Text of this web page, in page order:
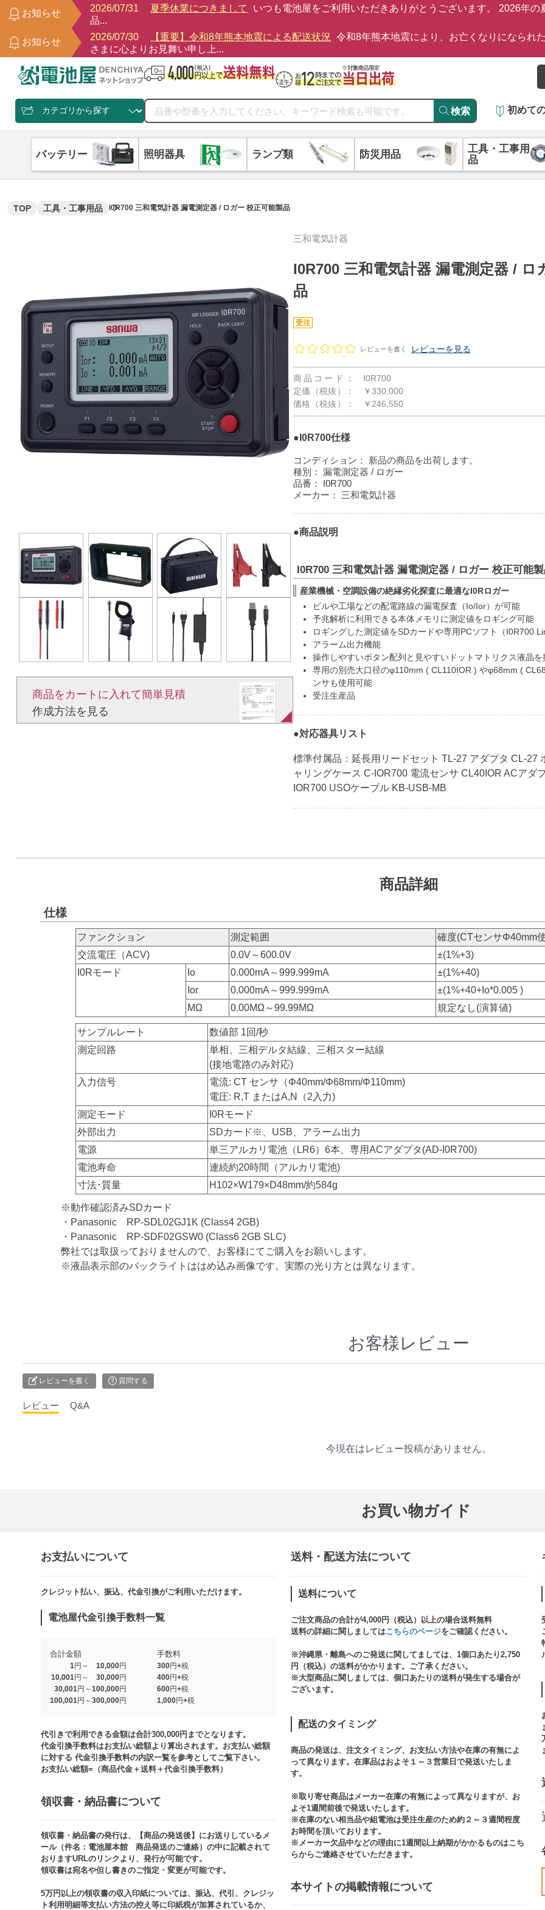
お知らせ
2026/07/31 夏季休業につきまして
いつも電池屋をご利用いただきありがとうございます。 2026年
品...
お知らせ
2026/07/30 【重要】令和8年熊本地震による配送状況 令和8年熊本地震により、お亡くなりになられ
さまに心よりお見舞い申し上...
検索 初めて
バッテリー 照明器具 ランプ類 防災用品
工具・工事用
品
TOP 工具・工事用品 I0R700 三和電気計器 漏電測定器 / ロガー 校正可能製品
商品をカートに入れて簡単見積​
作成方法を見る​​
三和電気計器
I0R700 三和電気計器 漏電測定器 / ロ
品
受注
レビューを書く レビューを見る
商品コード：
I0R700
定価（税抜）：
￥330,000
価格（税抜）：
￥246,550
●I0R700仕様
コンディション：
新品の商品を出荷します。
種別： 漏電測定器 / ロガー
品番：
I0R700
メーカー：
三和電気計器
●商品説明
I0R700 三和電気計器 漏電測定器 / ロガー 校正可能
産業機械・空調設備の絶縁劣化探査に最適なI0Rロガー
ビルや工場などの配電路線の漏電探査（Io/Ior）が可能
予兆解析に利用できる本体メモリに測定値をロギング可能
ロギングした測定値をSDカードや専用PCソフト（I0R700
アラーム出力機能
操作しやすいボタン配列と見やすいドットマトリクス液晶を
専用の別売大口径のφ110mm ( CL110IOR ) やφ68mm (
ンサも使用可能
受注生産品
●対応器具リスト
標準付属品：延長用リードセット TL-27 アダプタ CL-27
ャリングケース C-IOR700 電流センサ CL40IOR ACアダ
IOR700 USOケーブル KB-USB-MB
商品詳細
仕様
ファンクション 測定範囲
確度(CTセンサΦ40mm
交流電圧（ACV)
0.0V～600.0V
±(1%+3)
I0Rモード
Io 0.000mA～999.999mA
±(1%+40)
Ior
0.000mA～999.999mA
±(1%+40+Io*0.005 )
MΩ
0.00MΩ～99.99MΩ 規定なし(演算値)
サンプルレート
数値部 1回/秒
測定回路
単相、三相デルタ結線、三相スター結線
(接地電路のみ対応)
入力信号
電流: CT センサ（Φ40mm/Φ68mm/Φ110mm)
電圧: R,T またはA,N（2入力)
測定モード
I0Rモード
外部出力
SDカード※、USB、アラーム出力
電源
単三アルカリ電池（LR6）6本、専用ACアダプタ(AD-I0R700)
電池寿命
連続約20時間（アルカリ電池)
寸法･質量
H102×W179×D48mm/約584g
※動作確認済みSDカード
・Panasonic RP-SDL02GJ1K (Class4 2GB)
・Panasonic RP-SDF02GSW0 (Class6 2GB SLC)
弊社では取扱っておりませんので、お客様にてご購入をお願いします。
※液晶表示部のバックライトははめ込み画像です。実際の光り方とは異なります。
お客様レビュー
レビューを書く 質問する
レビュー Q&A
今現在はレビュー投稿がありません。
お買い物ガイド
お支払いについて
クレジット払い、振込、代金引換がご利用いただけます。​​
電池屋代金引換手数料一覧
合計金額 手数料
1円～ 10,000円
300円+税
10,001円～ 30,000円
400円+税
30,001円～100,000円
600円+税
100,001円～300,000円
1,000円+税​
代引きで利用できる金額は合計300,000円までとなります。
代金引換手数料はお支払い総額より算出されます。お支払い総額
に対する 代金引換手数料の内訳一覧を参考としてご覧下さい。​
お支払い総額=（商品代金＋送料＋代金引換手数料）​
領収書・納品書について​
領収書・納品書の発行は、【商品の発送後】にお送りしているメ
ール（件名：電池屋本館 商品発送のご連絡）の中に記載されて
おりますURLのリンクより、発行が可能です。
領収書は宛名や但し書きのご指定・変更が可能です。​​
5万円以上の領収書の収入印紙については、振込、代引、クレジッ
ト利用明細等支払い方法の控え等に印紙税が加算されているか、
送料・配送方法について​
送料について
ご注文商品の合計が4,000円（税込）以上の場合送料無料
送料の詳細に関しましてはこちらのページをご確認ください。​
※沖縄県・離島へのご発送に関してましては、1個口あたり2,750
円（税込）の送料がかかります。ご了承ください。
※大型商品に関しましては、個口あたりの送料が発生する場合が
ございます。​
配送のタイミング
商品の発送は、注文タイミング、お支払い方法や在庫の有無によ
って異なります。在庫品はおよそ１～３営業日で発送いたしま
す。​
※取り寄せ商品はメーカー在庫の有無によって異なりますが、お
よそ1週間前後で発送いたします。
※在庫のない相当品や組電池は受注生産のため約２～３週間程度
お時間を頂いております。​
※メーカー欠品中などの理由に1週間以上納期がかかるものはこち
らからご連絡させていただきます。
本サイトの掲載情報について​